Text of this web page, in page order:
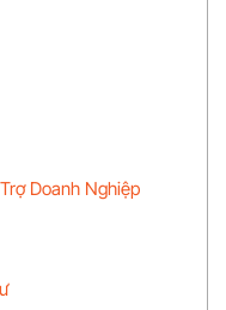
Doanh Nghiệp